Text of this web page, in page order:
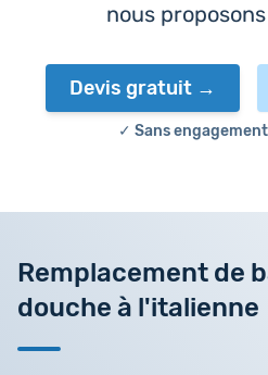
nous
Devis gratuit
✓ Sans
Remplacement de
douche à l'italienne